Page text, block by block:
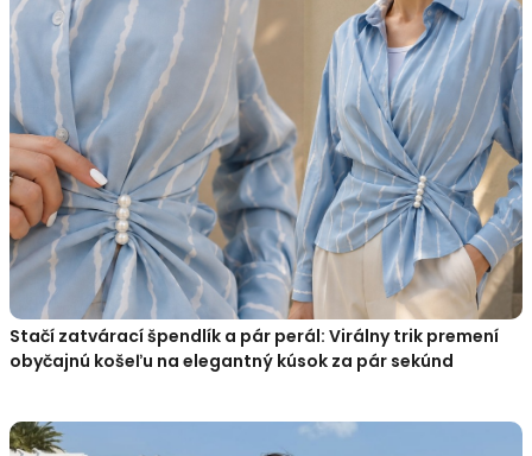
Stačí zatvárací špendlík a pár perál: Virálny trik premení
obyčajnú košeľu na elegantný kúsok za pár sekúnd